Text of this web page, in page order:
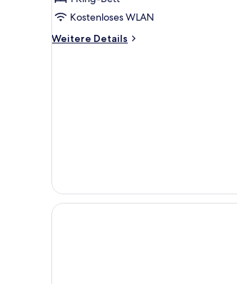
Kostenloses WLAN
Weitere Details
Weitere